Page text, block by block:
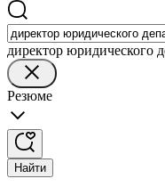
директор юридического
Резюме
Найти